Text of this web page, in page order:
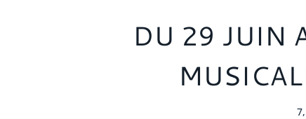
DU 29 JUIN